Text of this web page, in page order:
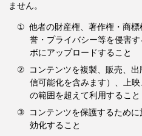
ません。
① 他者の財産権、著作権・商
誉・プライバシー等を侵害
ボにアップロードすること
②
コンテンツを複製、販売、
信可能化を含みます）、上
の範囲を超えて利用すること
③
コンテンツを保護するため
効化すること